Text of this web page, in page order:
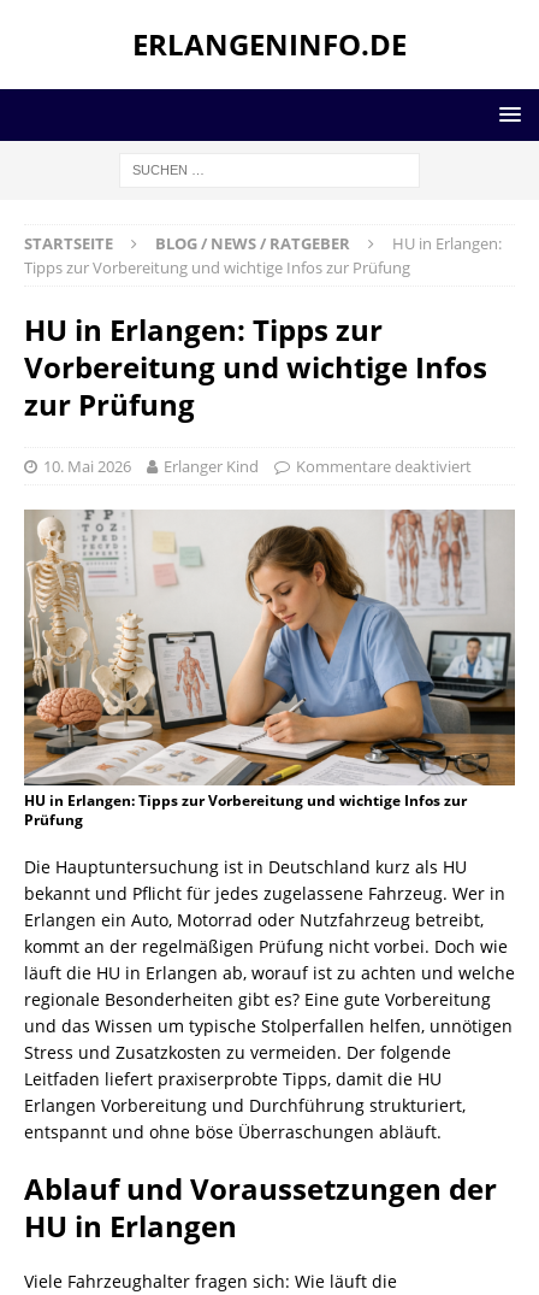
ERLANGENINFO.DE
STARTSEITE BLOG / NEWS / RATGEBER
HU in Erlangen:
Tipps zur Vorbereitung und wichtige Infos zur Prüfung
HU in Erlangen: Tipps zur
Vorbereitung und wichtige Infos
zur Prüfung
10. Mai 2026 Erlanger Kind Kommentare deaktiviert
HU in Erlangen: Tipps zur Vorbereitung und wichtige Infos zur
Prüfung
Die Hauptuntersuchung ist in Deutschland kurz als HU
bekannt und Pflicht für jedes zugelassene Fahrzeug. Wer in
Erlangen ein Auto, Motorrad oder Nutzfahrzeug betreibt,
kommt an der regelmäßigen Prüfung nicht vorbei. Doch wie
läuft die HU in Erlangen ab, worauf ist zu achten und welche
regionale Besonderheiten gibt es? Eine gute Vorbereitung
und das Wissen um typische Stolperfallen helfen, unnötigen
Stress und Zusatzkosten zu vermeiden. Der folgende
Leitfaden liefert praxiserprobte Tipps, damit die HU
Erlangen Vorbereitung und Durchführung strukturiert,
entspannt und ohne böse Überraschungen abläuft.
Ablauf und Voraussetzungen der
HU in Erlangen
Viele Fahrzeughalter fragen sich: Wie läuft die